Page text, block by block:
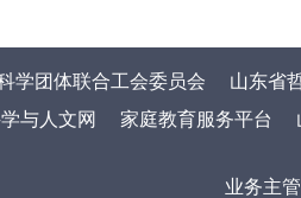
学团体联合工会委员会
山东省
与人文网 家庭教育服务平台
业务主